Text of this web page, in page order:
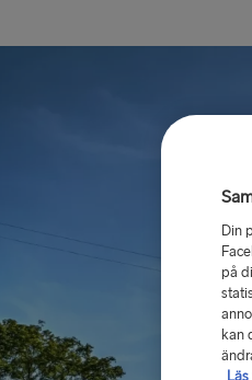
Din
på
kan